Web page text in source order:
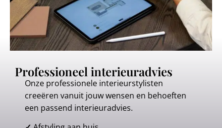
Professioneel interieuradvies
Onze professionele interieurstylisten
creeëren vanuit jouw wensen en behoeften
een passend interieuradvies.